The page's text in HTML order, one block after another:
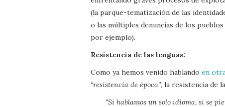
(la parque-tematización de las
o las múltiples denuncias de los
por ejemplo).
Resistencia de las lenguas:
Como ya hemos venido hablando en
“resistencia de época”, la resistencia de
“Si hablamos un solo idioma, si se